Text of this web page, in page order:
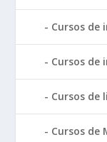
Cursos
Cursos de
Cursos
Cursos de